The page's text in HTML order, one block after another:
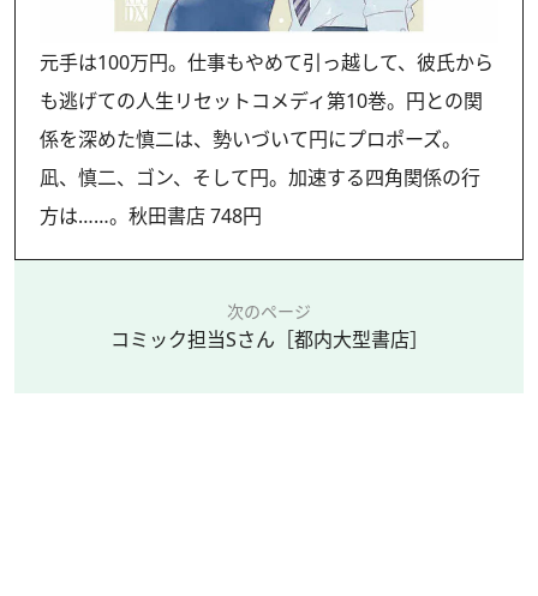
元手は100万円。仕事もやめて引っ越して、彼氏から
も逃げての人生リセットコメディ第10巻。円との関
係を深めた慎二は、勢いづいて円にプロポーズ。
凪、慎二、ゴン、そして円。加速する四角関係の行
方は……。秋田書店 748円
次のページ
コミック担当Sさん［都内大型書店］